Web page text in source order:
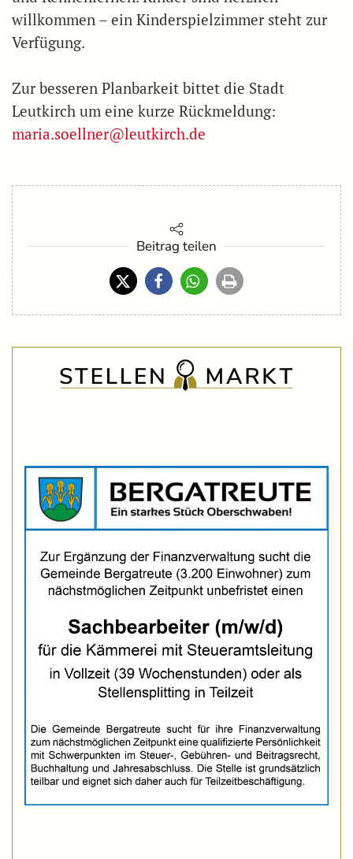
willkommen – ein Kinderspielzimmer steht zur
Verfügung.
Zur besseren Planbarkeit bittet die Stadt
Leutkirch um eine kurze Rückmeldung:
maria.soellner@leutkirch.de
Beitrag teilen